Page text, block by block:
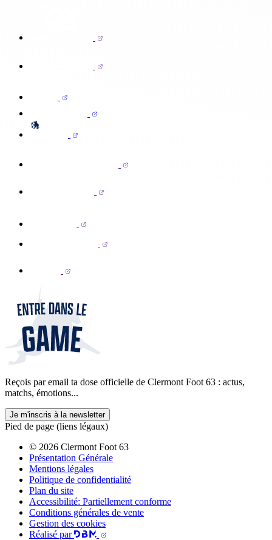
Reçois par email ta dose officielle de Clermont Foot 63 : actus,
matchs, émotions...
Je m'inscris à la newsletter
Pied de page (liens légaux)
© 2026 Clermont Foot 63
Présentation Générale
Mentions légales
Politique de confidentialité
Plan du site
Accessibilité: Partiellement conforme
Conditions générales de vente
Gestion des cookies
Réalisé par